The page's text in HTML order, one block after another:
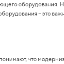
оборудования.
– это
что